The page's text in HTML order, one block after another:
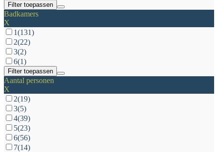
Filter toepassen
Badkamers
X
1(131)
2(22)
3(2)
6(1)
Filter toepassen
Aantal personen
X
2(19)
3(5)
4(39)
5(23)
6(56)
7(14)